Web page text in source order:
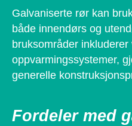
Galvaniserte rør kan
både innendørs og
bruksområder
oppvarmingssystemer,
generelle
Fordeler med